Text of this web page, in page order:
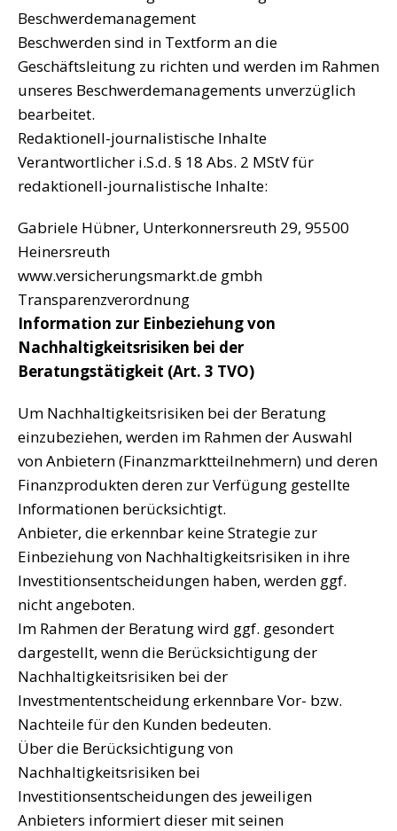
Beschwerdemanagement
Beschwerden sind in Textform an die
Geschäftsleitung zu richten und werden im Rahmen
unseres Beschwerdemanagements unverzüglich
bearbeitet.
Redaktionell-journalistische Inhalte
Verantwortlicher i.S.d. § 18 Abs. 2 MStV für
redaktionell-journalistische Inhalte:
Gabriele Hübner, Unterkonnersreuth 29, 95500
Heinersreuth
www.versicherungsmarkt.de gmbh
Transparenzverordnung
Information zur Einbeziehung von
Nachhaltigkeitsrisiken bei der
Beratungstätigkeit (Art. 3 TVO)
Um Nachhaltigkeitsrisiken bei der Beratung
einzubeziehen, werden im Rahmen der Auswahl
von Anbietern (Finanzmarktteilnehmern) und deren
Finanzprodukten deren zur Verfügung gestellte
Informationen berücksichtigt.
Anbieter, die erkennbar keine Strategie zur
Einbeziehung von Nachhaltigkeitsrisiken in ihre
Investitionsentscheidungen haben, werden ggf.
nicht angeboten.
Im Rahmen der Beratung wird ggf. gesondert
dargestellt, wenn die Berücksichtigung der
Nachhaltigkeitsrisiken bei der
Investmententscheidung erkennbare Vor- bzw.
Nachteile für den Kunden bedeuten.
Über die Berücksichtigung von
Nachhaltigkeitsrisiken bei
Investitionsentscheidungen des jeweiligen
Anbieters informiert dieser mit seinen